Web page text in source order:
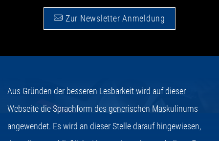
Zur Newsletter Anmeldung
Aus Gründen der besseren Lesbarkeit wird auf dieser
Webseite die Sprachform des generischen Maskulinums
angewendet. Es wird an dieser Stelle darauf hingewiesen,